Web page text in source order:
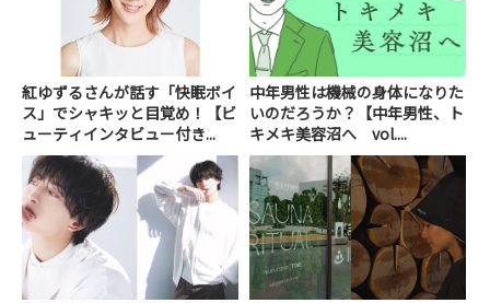
紅ゆずるさんが話す「快眠ボイ
ス」でシャキッと目覚め！【ビ
ューティインタビュー付き...
中年男性は機械の身体になりた
いのだろうか？【中年男性、ト
キメキ美容沼へ vol....